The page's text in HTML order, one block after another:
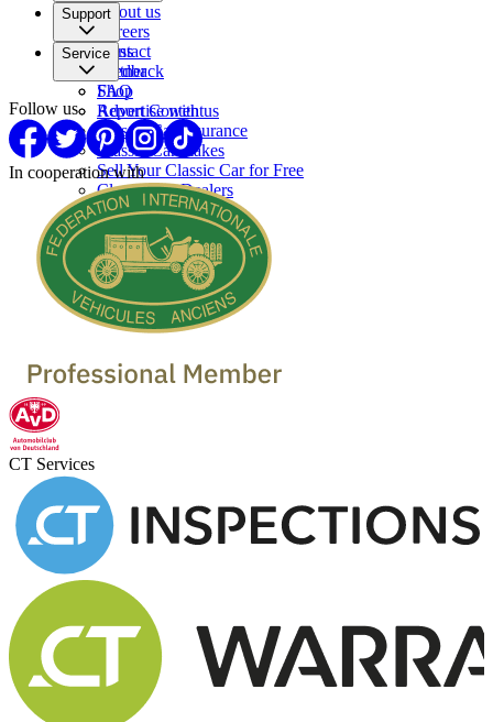
About us
Careers
Press
Partner
Support
Contact
Feedback
FAQ
Report Content
Service
Shop
Advertise with us
Classic Car Insurance
Classic Car makes
Sell Your Classic Car for Free
Classic Car Dealers
Follow us
In cooperation with
CT Services